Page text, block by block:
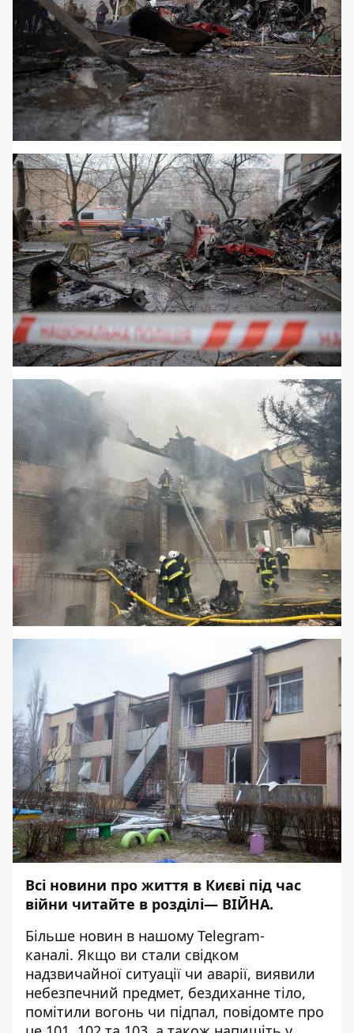
Всі новини про життя в Києві під час
війни читайте в розділі— ВІЙНА.
Більше новин в нашому Telegram-
каналі. Якщо ви стали свідком
надзвичайної ситуації чи аварії, виявили
небезпечний предмет, бездиханне тіло,
помітили вогонь чи підпал, повідомте про